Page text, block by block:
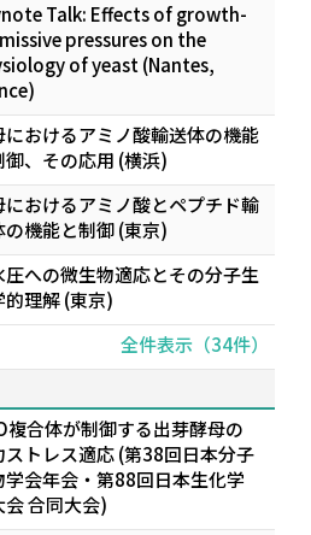
Talk: Effects of growth-
pressures on the
of yeast (Nantes,
におけるアミノ酸輸送体の機能
御、その応用 (横浜)
におけるアミノ酸とペプチド輸
の機能と制御 (東京)
圧への微生物適応とその分子生
的理解 (東京)
全件表示（34件）
複合体が制御する出芽酵母の
ストレス適応 (第38回日本分子
学会年会・第88回日本生化学
会 合同大会)